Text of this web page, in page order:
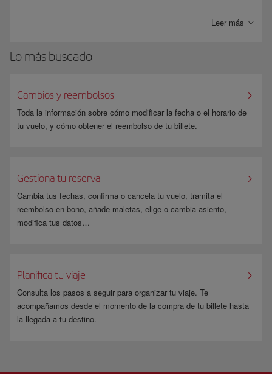
especiales, tanto de Iberia como del resto de socios del programa Hola
Leer más
Lo más buscado
Cambios y reembolsos
Toda la información sobre cómo modificar la fecha o el horario de
tu vuelo, y cómo obtener el reembolso de tu billete.
Gestiona tu reserva
Cambia tus fechas, confirma o cancela tu vuelo, tramita el
reembolso en bono, añade maletas, elige o cambia asiento,
modifica tus datos…
Planifica tu viaje
Consulta los pasos a seguir para organizar tu viaje. Te
acompañamos desde el momento de la compra de tu billete hasta
la llegada a tu destino.